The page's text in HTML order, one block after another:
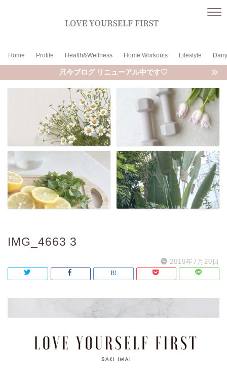
Home Profile Health&Wellness Home Workouts Lifestyle Dairy
只今ブログ リニューアル中です♡
IMG_4663 3
2019年7月20日